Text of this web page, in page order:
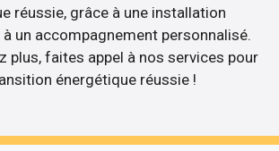
réussie, grâce à une installation
un accompagnement personnalisé.
plus, faites appel à nos services pour
énergétique réussie !